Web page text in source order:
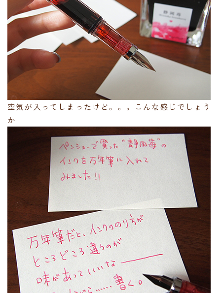
空気が入ってしまったけど。。。こんな感じでしょう
か